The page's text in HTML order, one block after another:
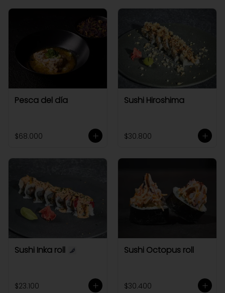
Pesca del día
$68.000
Sushi Hiroshima
$30.800
Sushi Inka roll
$23.100
Sushi Octopus roll
$30.400